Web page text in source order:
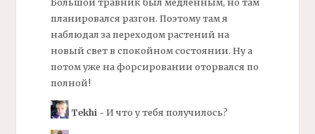
Большой травникбыл медленным, но там
планировался разгон. Поэтому там я
наблюдал за переходом растений на
новый свет в спокойном состоянии. Ну а
потом уже на форсировании оторвался по
полной!
Tekhi- И что у тебя получилось?